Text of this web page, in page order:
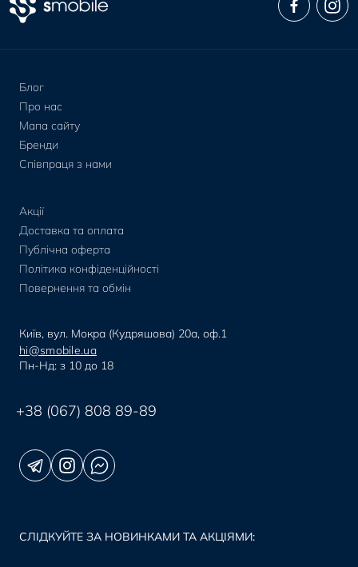
Блог
Про нас
Мапа сайту
Бренди
Співпраця з нами
Акції
Доставка та оплата
Публічна оферта
Політика конфіденційності
Повернення та обмін
Київ, вул. Мокра (Кудряшова) 20а, оф.1
hi@smobile.ua
Пн-Нд: з 10 до 18
+38 (067) 808 89-89
СЛІДКУЙТЕ ЗА НОВИНКАМИ ТА АКЦІЯМИ: